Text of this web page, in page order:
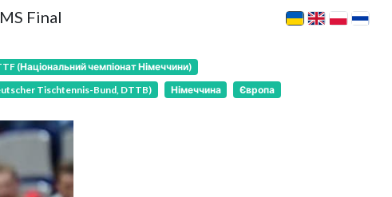
Final
(Національний чемпіонат Німеччини)
Tischtennis-Bund, DTTB) Німеччина Європа